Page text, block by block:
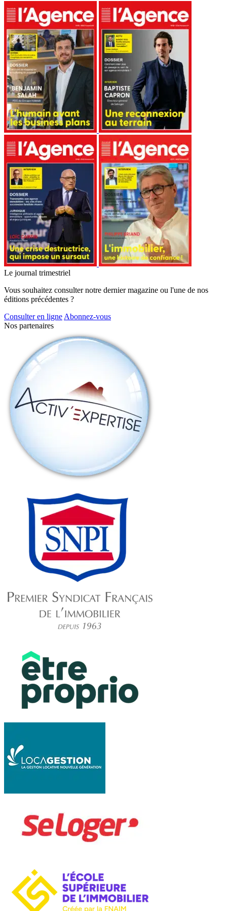
Le journal trimestriel
Vous souhaitez consulter notre dernier magazine ou l'une de nos
éditions précédentes ?
Consulter en ligne Abonnez-vous
Nos partenaires